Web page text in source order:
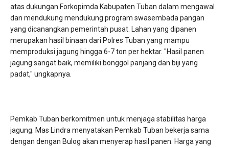
atas dukungan Forkopimda Kabupaten Tuban dalam mengawal
dan mendukung mendukung program swasembada pangan
yang dicanangkan pemerintah pusat. Lahan yang dipanen
merupakan hasil binaan dari Polres Tuban yang mampu
memproduksi jagung hingga 6-7 ton per hektar. "Hasil panen
jagung sangat baik, memiliki bonggol panjang dan biji yang
padat," ungkapnya.
Pemkab Tuban berkomitmen untuk menjaga stabilitas harga
jagung. Mas Lindra menyatakan Pemkab Tuban bekerja sama
dengan dengan Bulog akan menyerap hasil panen. Harga yang